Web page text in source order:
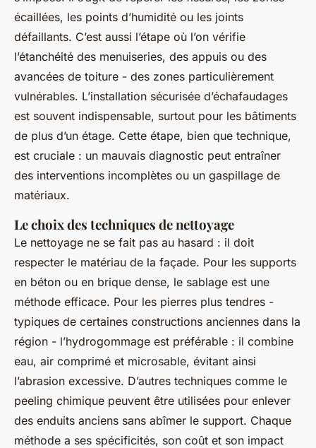
écaillées, les points d’humidité ou les joints
défaillants. C’est aussi l’étape où l’on vérifie
l’étanchéité des menuiseries, des appuis ou des
avancées de toiture - des zones particulièrement
vulnérables. L’installation sécurisée d’échafaudages
est souvent indispensable, surtout pour les bâtiments
de plus d’un étage. Cette étape, bien que technique,
est cruciale : un mauvais diagnostic peut entraîner
des interventions incomplètes ou un gaspillage de
matériaux.
Le choix des techniques de nettoyage
Le nettoyage ne se fait pas au hasard : il doit
respecter le matériau de la façade. Pour les supports
en béton ou en brique dense, le sablage est une
méthode efficace. Pour les pierres plus tendres -
typiques de certaines constructions anciennes dans la
région - l’hydrogommage est préférable : il combine
eau, air comprimé et microsable, évitant ainsi
l’abrasion excessive. D’autres techniques comme le
peeling chimique peuvent être utilisées pour enlever
des enduits anciens sans abîmer le support. Chaque
méthode a ses spécificités, son coût et son impact